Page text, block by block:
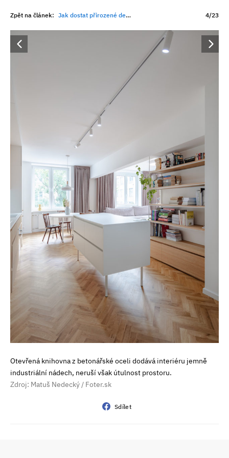
Zpět na článek: Jak dostat přirozené denní světlo do staršího bytu? 4/23
Otevřená knihovna z betonářské oceli dodává interiéru jemně
industriální nádech, neruší však útulnost prostoru.
Zdroj: Matuš Nedecký / Foter.sk
Sdílet